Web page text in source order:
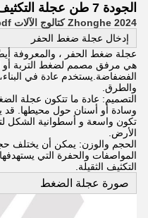
الجودة 7 طن عجلة التكثيف
2024 Zhonghe كتالوج الآلات 3M.pdf
إدخال عجلة ضغط الحفر
عجلة ضغط الحفر ، والمعروفة
هي مرفق مصمم لضغط التربة أو
الفضفاضة.يستخدم عادة في
والطرق.
التصميم: عادة ما تتكون عجلة
وسادة أو أسنان حول محيطها. قد
تكون واسعة و أسطوانية الشكل
الأرض.
الحجم والوزن: يمكن أن يختلف
المواصفات والحفرة التي
التكثيف الثقيلة.
صورة عجلة الضغط